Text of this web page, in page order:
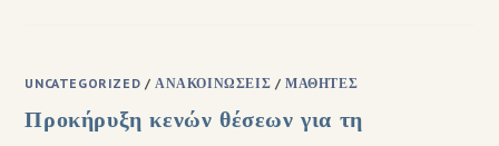
UNCATEGORIZED /ΑΝΑΚΟΙΝΏΣΕΙΣ /ΜΑΘΗΤΈΣ
Προκήρυξη κενών θέσεων για τη